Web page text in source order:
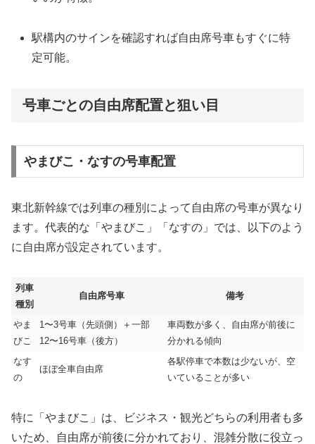
駅構内のサインを確認すれば自由席号車もすぐに特
定可能。
号車ごとの自由席配置と狙い目
やまびこ・なすの号車配置
東北新幹線では列車の種別によって自由席の号車が異なり
ます。代表的な「やまびこ」「なすの」では、以下のよう
に自由席が設定されています。
列車
種別
自由席号車 備考
やま
びこ
1〜3号車（先頭側）＋一部
12〜16号車（後方）
車両数が多く、自由席が前後に
分かれる傾向
なす
の
ほぼ全車自由席
各駅停車で本数は少ないが、空
いていることが多い
特に「やまびこ」は、ビジネス・観光どちらの利用者も多
いため、自由席が前後に分かれており、混雑分散に役立っ